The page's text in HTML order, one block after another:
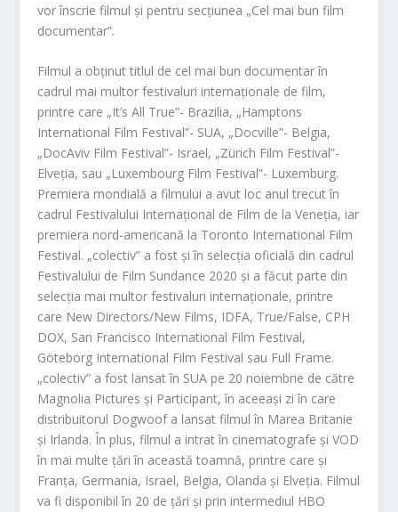
vor înscrie filmul și pentru secțiunea „Cel mai bun film
documentar”.
Filmul a obținut titlul de cel mai bun documentar în
cadrul mai multor festivaluri internaționale de film,
printre care „It’s All True”- Brazilia, „Hamptons
International Film Festival”- SUA, „Docville”- Belgia,
„DocAviv Film Festival”- Israel, „Zürich Film Festival”-
Elveția, sau „Luxembourg Film Festival”- Luxemburg.
Premiera mondială a filmului a avut loc anul trecut în
cadrul Festivalului Internațional de Film de la Veneția, iar
premiera nord-americană la Toronto International Film
Festival. „colectiv” a fost și în selecția oficială din cadrul
Festivalului de Film Sundance 2020 și a făcut parte din
selecția mai multor festivaluri internaționale, printre
care New Directors/New Films, IDFA, True/False, CPH
DOX, San Francisco International Film Festival,
Göteborg International Film Festival sau Full Frame.
„colectiv” a fost lansat în SUA pe 20 noiembrie de către
Magnolia Pictures și Participant, în aceeași zi în care
distribuitorul Dogwoof a lansat filmul în Marea Britanie
și Irlanda. În plus, filmul a intrat în cinematografe și VOD
în mai multe țări în această toamnă, printre care și
Franța, Germania, Israel, Belgia, Olanda și Elveția. Filmul
va fi disponibil în 20 de țări și prin intermediul HBO